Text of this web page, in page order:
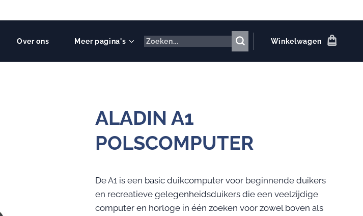
Over ons Meer pagina's Winkelwagen
ALADIN A1
POLSCOMPUTER
De A1 is een basic duikcomputer voor beginnende duikers
en recreatieve gelegenheidsduikers die een veelzijdige
computer en horloge in één zoeken voor zowel boven als